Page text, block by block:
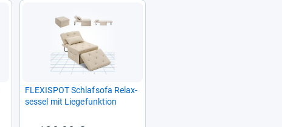
FLE­XIS­POT Schlaf­sofa Rela­x­
ses­sel mit Lie­ge­funk­tion